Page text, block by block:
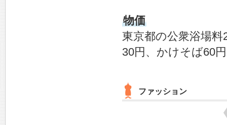
物価
東京都の公衆浴場
30円、かけそば60円
ファッション